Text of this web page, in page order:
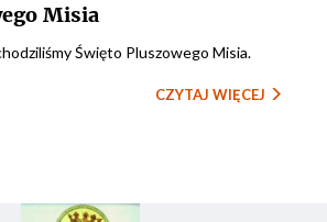
Misia
Święto Pluszowego Misia.
CZYTAJ WIĘCEJ